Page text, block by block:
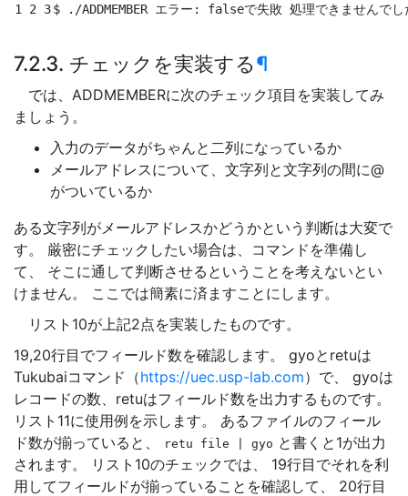
1 2 3$ ./ADDMEMBER エラー: falseで失敗 処理できませんで
7.2.3. チェックを実装する¶
では、ADDMEMBERに次のチェック項目を実装してみ
ましょう。
入力のデータがちゃんと二列になっているか
メールアドレスについて、文字列と文字列の間に@
がついているか
ある文字列がメールアドレスかどうかという判断は大変で
す。 厳密にチェックしたい場合は、コマンドを準備し
て、 そこに通して判断させるということを考えないとい
けません。 ここでは簡素に済ますことにします。
リスト10が上記2点を実装したものです。
19,20行目でフィールド数を確認します。 gyoとretuは
Tukubaiコマンド（https://uec.usp-lab.com）で、 gyoは
レコードの数、retuはフィールド数を出力するものです。
リスト11に使用例を示します。 あるファイルのフィール
ド数が揃っていると、
retu file gyo と書くと1が出力
されます。 リスト10のチェックでは、 19行目でそれを利
用してフィールドが揃っていることを確認して、 20行目